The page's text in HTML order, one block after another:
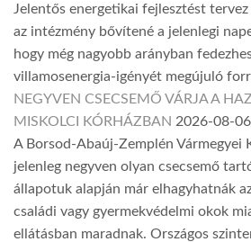
Jelentős energetikai fejlesztést
az intézmény bővítené a jelenlegi
hogy még nagyobb arányban
villamosenergia-igényét megújuló
NEGYVEN CSECSEMŐ VÁRJA A
MISKOLCI KÓRHÁZBAN 2026-08-06
A Borsod-Abaúj-Zemplén Vármegyei
jelenleg negyven olyan csecsemő
állapotuk alapján már elhagyhatnák
családi vagy gyermekvédelmi okok
ellátásban maradnak. Országos